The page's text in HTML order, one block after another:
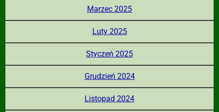
Marzec 2025
Luty 2025
Styczeń 2025
Grudzień 2024
Listopad 2024